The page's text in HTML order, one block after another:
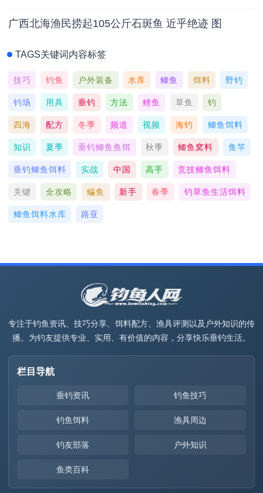
广西北海渔民捞起105公斤石斑鱼 近乎绝迹 图
TAGS关键词内容标签
技巧 钓鱼 户外装备 水库 鲫鱼 饵料 野钓
钓场 用具 垂钓 方法 鲤鱼 草鱼 钓
四海 配方 冬季 频道 视频 海钓 鲫鱼饵料
知识 夏季 垂钓鲫鱼鱼饵 秋季 鲫鱼窝料 鱼竿
垂钓鲫鱼饵料 实战 中国 高手 竞技鲫鱼饵料
关键 全攻略 鳊鱼 新手 春季 钓草鱼生活饵料
鲫鱼饵料水库 路亚
专注于钓鱼资讯、技巧分享、饵料配方、渔具评测以及户外知识的传
播。为钓友提供专业、实用、有价值的内容，分享快乐垂钓生活。
栏目导航
垂钓资讯 钓鱼技巧
钓鱼饵料 渔具周边
钓友部落 户外知识
鱼类百科